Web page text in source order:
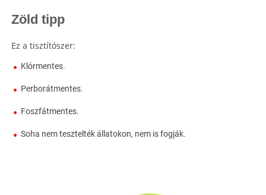
Zöld tipp
Ez a tisztítószer:
Klórmentes.
Perborátmentes.
Foszfátmentes.
Soha nem tesztelték állatokon, nem is fogják.